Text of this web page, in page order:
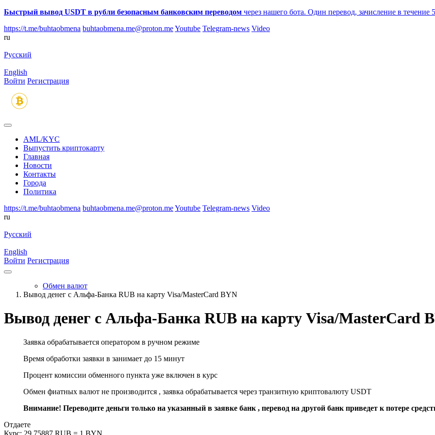
Быстрый вывод USDT в рубли безопасным банковским переводом через нашего бота. Один перевод, зачисление в течение
https://t.me/buhtaobmena buhtaobmena.me@proton.meYoutube Telegram-news Video
ru
Русский
English
Войти Регистрация
AML/KYC
Выпустить криптокарту
Главная
Новости
Контакты
Города
Политика
https://t.me/buhtaobmena buhtaobmena.me@proton.meYoutube Telegram-news Video
ru
Русский
English
Войти Регистрация
Обмен валют
Вывод денег с Альфа-Банка RUB на карту Visa/MasterCard BYN
Вывод денег с Альфа-Банка RUB на карту Visa/MasterCard
Заявка обрабатывается оператором в ручном режиме
Время обработки заявки в занимает до 15 минут
Процент комиссии обменного пункта уже включен в курс
Обмен фиатных валют не производится , заявка обрабатывается через транзитную криптовалюту USDT
Внимание! Переводите деньги только на указанный в заявке банк , перевод на другой банк приведет к потере
Отдаете
Курс: 29.75887 RUB = 1 BYN